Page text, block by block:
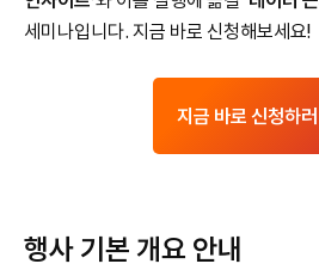
세미나입니다. 지금 바로 신청해보세요!
지금 바로 신청하러
행사 기본 개요 안내